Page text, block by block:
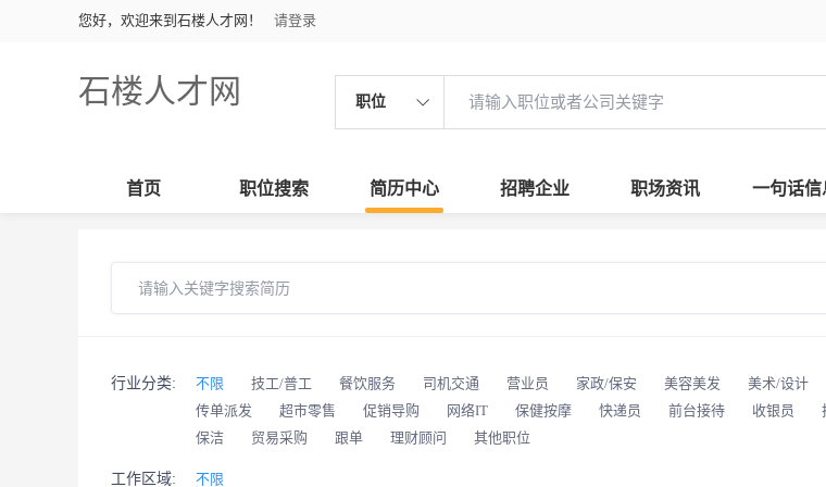
您好，欢迎来到石楼人才网！ 请登录
石楼人才网 职位
首页 职位搜索 简历中心 招聘企业 职场资讯 一句话信
行业分类: 不限 技工/普工 餐饮服务 司机交通 营业员 家政/保安 美容美发 美术/设计
传单派发
超市零售 促销导购 网络IT 保健按摩 快递员 前台接待 收银员
保洁
贸易采购 跟单 理财顾问 其他职位
工作区域: 不限